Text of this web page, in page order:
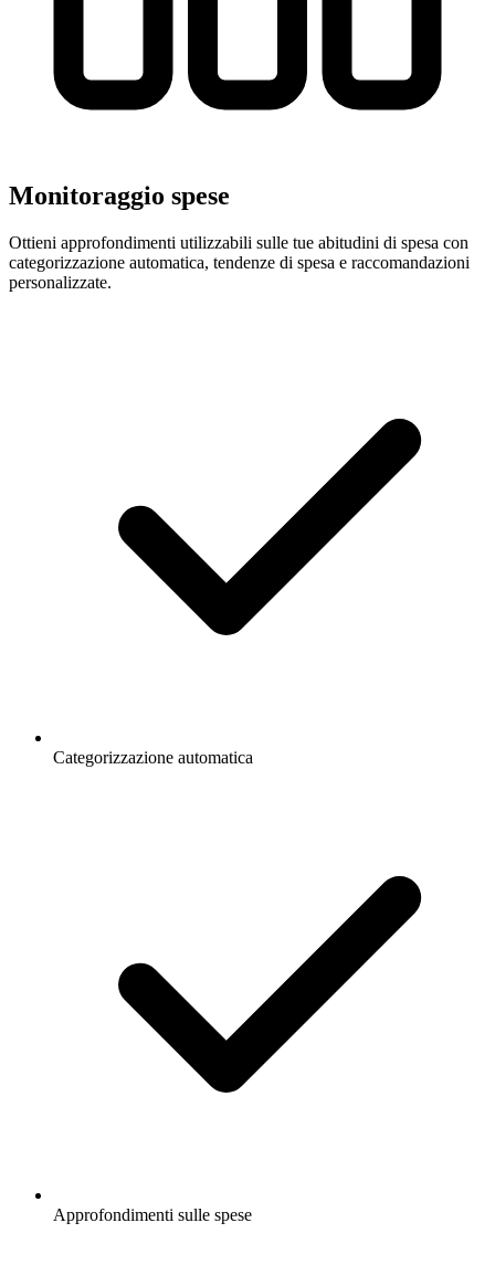
Monitoraggio spese
Ottieni approfondimenti utilizzabili sulle tue abitudini di spesa con
categorizzazione automatica, tendenze di spesa e raccomandazioni
personalizzate.
Categorizzazione automatica
Approfondimenti sulle spese